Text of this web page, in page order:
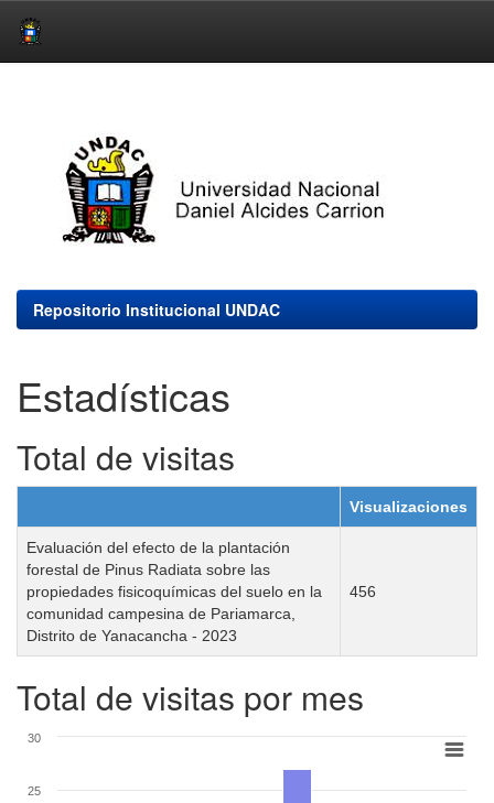
Repositorio Institucional UNDAC
Estadísticas
Total de visitas
Visualizaciones
Evaluación del efecto de la plantación
forestal de Pinus Radiata sobre las
propiedades fisicoquímicas del suelo en la
comunidad campesina de Pariamarca,
Distrito de Yanacancha - 2023
456
Total de visitas por mes
25
30